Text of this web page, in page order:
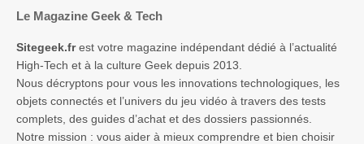
Le Magazine Geek & Tech
Sitegeek.frest votre magazine indépendant dédié à l’actualité
High-Tech et à la culture Geek depuis 2013.
Nous décryptons pour vous les innovations technologiques, les
objets connectés et l’univers du jeu vidéo à travers des tests
complets, des guides d’achat et des dossiers passionnés.
Notre mission : vous aider à mieux comprendre et bien choisir